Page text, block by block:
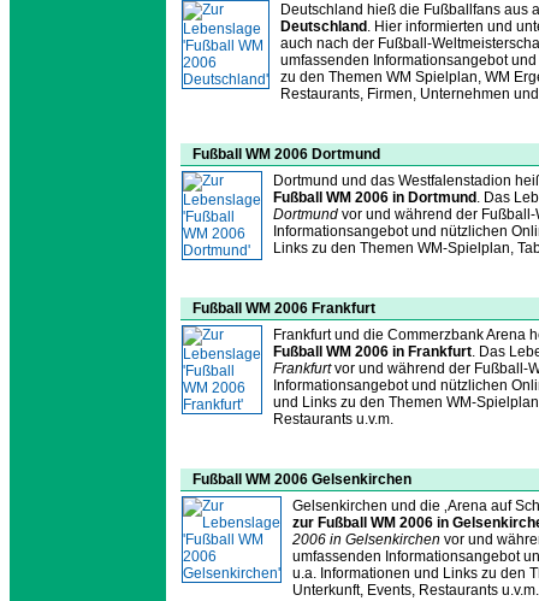
Deutschland hieß die Fußballfans aus
Deutschland . Hier informierten und
auch nach der Fußball-
umfassenden Informationsangebot
zu den Themen WM Spielplan, WM
Restaurants, Firmen, Unternehmen
Fußball WM 2006 Dortmund
Dortmund und das Westfalenstadion
Fußball WM 2006 in Dortmund . Das
Dortmund vor und während der
Informationsangebot und nützlichen
Links zu den Themen WM-Spielplan,
Fußball WM 2006 Frankfurt
Frankfurt und die Commerzbank Arena
Fußball WM 2006 in Frankfurt. Das
Frankfurtvor und während der Fußball-
Informationsangebot und nützlichen
und Links zu den Themen WM-
Restaurants u.v.m.
Fußball WM 2006 Gelsenkirchen
Gelsenkirchen und die ‚Arena auf
zur Fußball WM 2006 in
2006 in Gelsenkirchen vor und
umfassenden Informationsangebot
u.a. Informationen und Links zu den
Unterkunft, Events, Restaurants u.v.m.